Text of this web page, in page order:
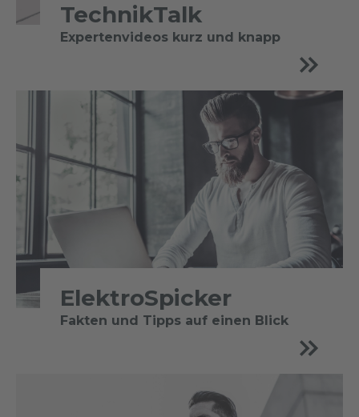
TechnikTalk
Expertenvideos kurz und knapp
ElektroSpicker
Fakten und Tipps auf einen Blick